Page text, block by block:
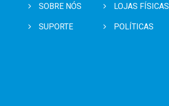
SOBRE NÓS LOJAS FÍSICAS
SUPORTE POLÍTICAS